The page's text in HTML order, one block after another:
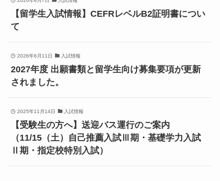
【留学生入試情報】CEFRレベルB2証明書につい
て
2026年6月11日 入試情報
2027年度 出願書類と留学生向け募集要項が更新
されました。
2025年11月14日 入試情報
【受験生の方へ】送迎バス運行のご案内
（11/15（土）自己推薦入試Ⅲ期・基礎学力入試
Ⅱ期・指定校特別入試）